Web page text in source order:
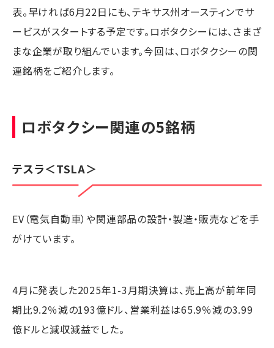
表。早ければ6月22日にも、テキサス州オースティンでサ
ービスがスタートする予定です。ロボタクシーには、さまざ
まな企業が取り組んでいます。今回は、ロボタクシーの関
連銘柄をご紹介します。
ロボタクシー関連の5銘柄
テスラ＜TSLA＞
EV（電気自動車）や関連部品の設計・製造・販売などを手
がけています。
4月に発表した2025年1-3月期決算は、売上高が前年同
期比9.2％減の193億ドル、営業利益は65.9％減の3.99
億ドルと減収減益でした。